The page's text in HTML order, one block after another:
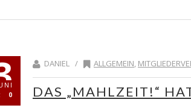
DANIEL / ALLGEMEIN,
DAS „MAHLZEIT!“